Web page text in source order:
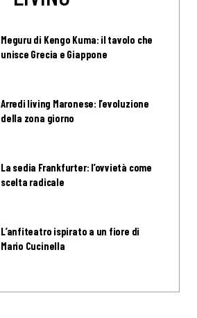
Meguru di Kengo Kuma: il tavolo che
unisce Grecia e Giappone
Arredi living Maronese: l’evoluzione
della zona giorno
La sedia Frankfurter: l’ovvietà come
scelta radicale
L’anfiteatro ispirato a un fiore di
Mario Cucinella